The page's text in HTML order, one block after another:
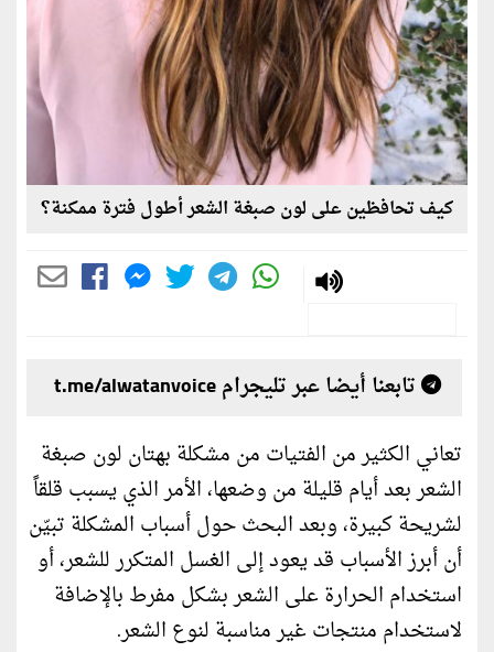
كيف تحافظين على لون صبغة الشعر أطول فترة ممكنة؟
تابعنا أيضا عبر تليجرام t.me/alwatanvoice
تعاني الكثير من الفتيات من مشكلة بهتان لون صبغة
الشعر بعد أيام قليلة من وضعها، الأمر الذي يسبب قلقاً
لشريحة كبيرة، وبعد البحث حول أسباب المشكلة تبيّن
أن أبرز الأسباب قد يعود إلى الغسل المتكرر للشعر، أو
استخدام الحرارة على الشعر بشكل مفرط بالإضافة
لاستخدام منتجات غير مناسبة لنوع الشعر.